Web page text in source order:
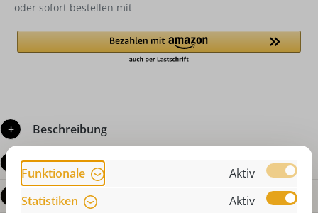
oder sofort bestellen mit
Beschreibung
Produktdetails
Bewertungen
Funktionale
Aktiv
Statistiken
Aktiv